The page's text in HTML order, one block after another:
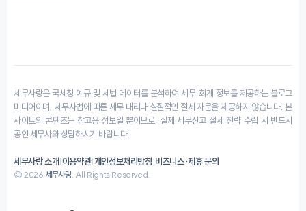
세무사랑은 국세청 예규 및 세법 데이터를 분석하여 세무·회계 정보를 제공하는 블로그
미디어이며, 세무사법에 따른 세무 대리나 실질적인 절세 자문을 제공하지 않습니다. 본
사이트의 콘텐츠는 참고용 정보일 뿐이므로, 실제 세무신고·절세 전략 수립 시 반드시
공인 세무사와 상담하시기 바랍니다.
세무사랑 소개|이용약관|개인정보처리방침|비즈니스·제휴 문의
© 2026 세무사랑. All Rights Reserved.